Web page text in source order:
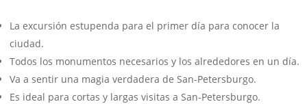
La excursión estupenda para el primer día para conocer la
ciudad.
Todos los monumentos necesarios y los alrededores en un día.
Va a sentir una magia verdadera de San-Petersburgo.
Es ideal para cortas y largas visitas a San-Petersburgo.